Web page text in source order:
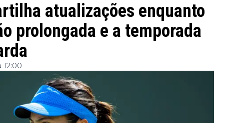
atualizações enquanto
prolongada e a temporada
12:00